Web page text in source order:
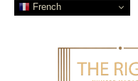
French